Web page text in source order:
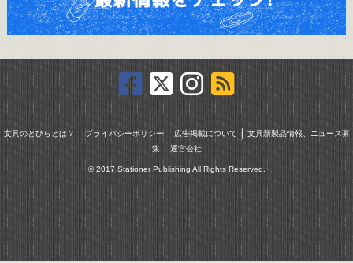
文具のとびらとは？ ｜ プライバシーポリシー｜ 広告掲載について ｜ 文具新製品情報、ニュース募
集｜ 運営会社
© 2017 Stationer Publishing All Rights Reserved.